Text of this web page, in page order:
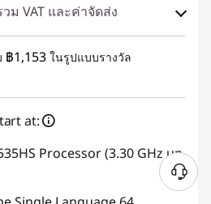
วม VAT และค่าจัดส่ง
฿1,153 ในรูปแบบรางวัล
at:
Processor (3.30 GHz up